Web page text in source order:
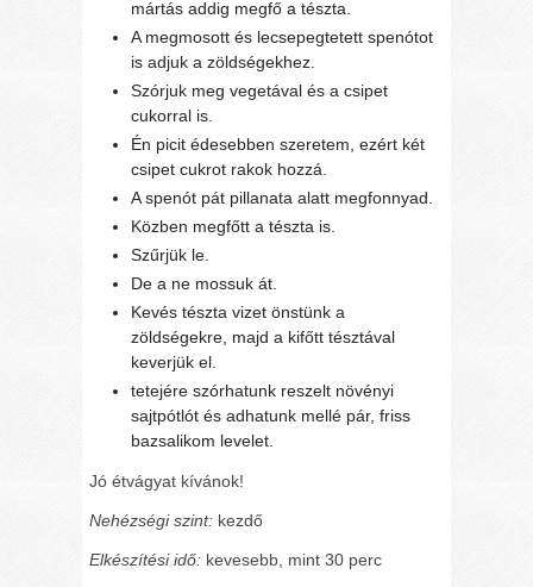
mártás addig megfő a tészta.
A megmosott és lecsepegtetett spenótot
is adjuk a zöldségekhez.
Szórjuk meg vegetával és a csipet
cukorral is.
Én picit édesebben szeretem, ezért két
csipet cukrot rakok hozzá.
A spenót pát pillanata alatt megfonnyad.
Közben megfőtt a tészta is.
Szűrjük le.
De a ne mossuk át.
Kevés tészta vizet önstünk a
zöldségekre, majd a kifőtt tésztával
keverjük el.
tetejére szórhatunk reszelt növényi
sajtpótlót és adhatunk mellé pár, friss
bazsalikom levelet.
Jó étvágyat kívánok!
Nehézségi szint: kezdő
Elkészítési idő: kevesebb, mint 30 perc